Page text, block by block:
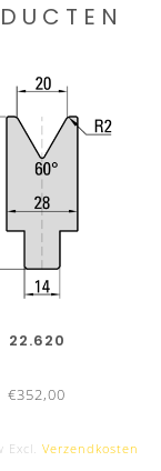
22.620
€352,00
Excl. Verzendkosten